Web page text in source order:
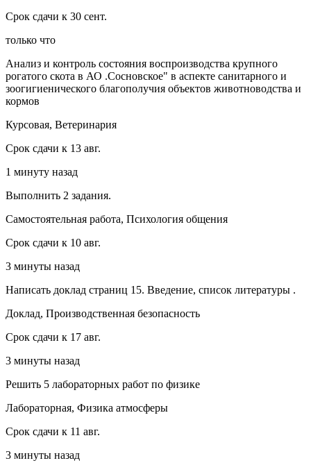
Срок сдачи к 30 сент.
только что
Анализ и контроль состояния воспроизводства крупного
рогатого скота в АО .Сосновское" в аспекте санитарного и
зоогигиенического благополучия объектов животноводства и
кормов
Курсовая, Ветеринария
Срок сдачи к 13 авг.
1 минуту назад
Выполнить 2 задания.
Самостоятельная работа, Психология общения
Срок сдачи к 10 авг.
3 минуты назад
Написать доклад страниц 15. Введение, список литературы .
Доклад, Производственная безопасность
Срок сдачи к 17 авг.
3 минуты назад
Решить 5 лабораторных работ по физике
Лабораторная, Физика атмосферы
Срок сдачи к 11 авг.
3 минуты назад